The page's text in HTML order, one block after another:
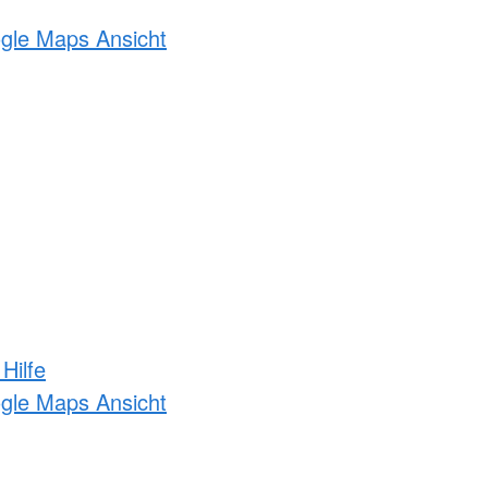
Maps Ansicht
Maps Ansicht